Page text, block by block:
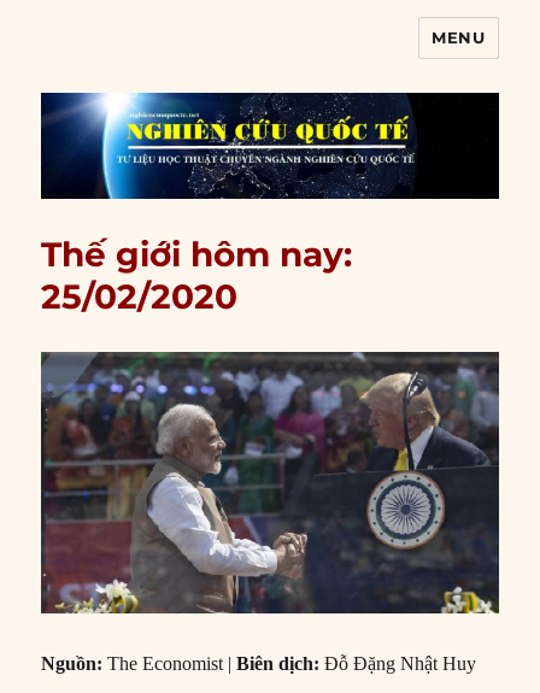
MENU
Thế giới hôm nay:
25/02/2020
Nguồn: The Economist |Biên dịch: Đỗ Đặng Nhật Huy